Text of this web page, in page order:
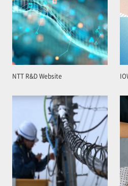
NTT R&D Website